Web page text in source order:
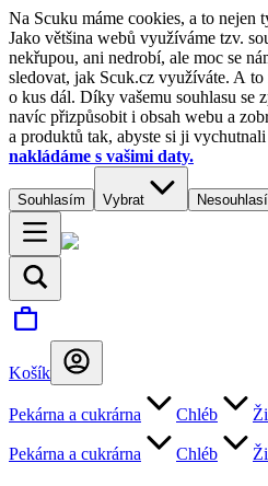
Na Scuku máme cookies, a to nejen
Jako většina webů využíváme tzv.
nekřupou, ani nedrobí, ale moc se
sledovat, jak Scuk.cz využíváte. A to
o kus dál. Díky vašemu souhlasu se
navíc přizpůsobit i obsah webu a
a produktů tak, abyste si ji
nakládáme s vašimi daty.
Souhlasím Vybrat
Košík
Pekárna a cukrárna Chléb
Pekárna a cukrárna Chléb